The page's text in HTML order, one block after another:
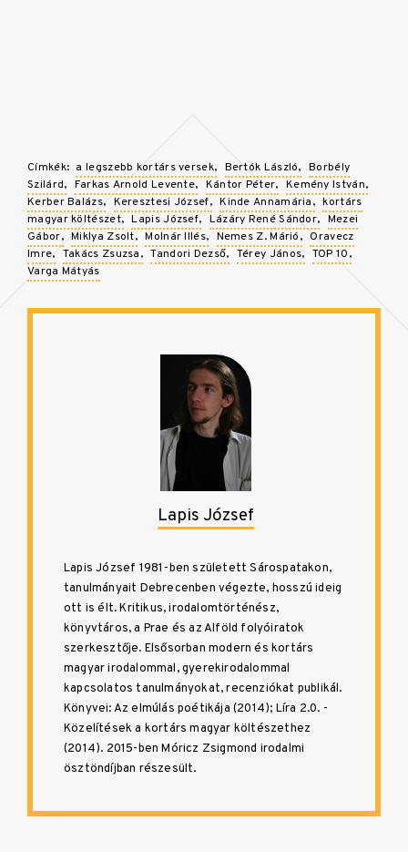
Címkék: a legszebb kortárs versek Bertók László
Borbély
Szilárd
Farkas Arnold Levente Kántor Péter
Kemény István
Kerber Balázs
Keresztesi József Kinde Annamária
kortárs
magyar költészet
Lapis József Lázáry René Sándor
Mezei
Gábor
Miklya Zsolt Molnár Illés Nemes Z. Márió
Oravecz
Imre
Takács Zsuzsa Tandori Dezső Térey János
TOP 10
Varga Mátyás
Lapis József
Lapis József 1981-ben született Sárospatakon,
tanulmányait Debrecenben végezte, hosszú ideig
ott is élt. Kritikus, irodalomtörténész,
könyvtáros, a Prae és az Alföld folyóiratok
szerkesztője. Elsősorban modern és kortárs
magyar irodalommal, gyerekirodalommal
kapcsolatos tanulmányokat, recenziókat publikál.
Könyvei: Az elmúlás poétikája (2014); Líra 2.0. -
Közelítések a kortárs magyar költészethez
(2014). 2015-ben Móricz Zsigmond irodalmi
ösztöndíjban részesült.